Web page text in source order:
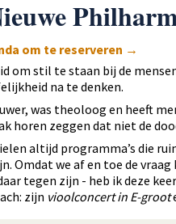
om te reserveren →
om stil te staan bij de
na te denken.
was theoloog en heeft
horen zeggen dat niet de
altijd programma’s die
Omdat we af en toe de
tegen zijn - heb ik deze
zijn vioolconcert in E-groot